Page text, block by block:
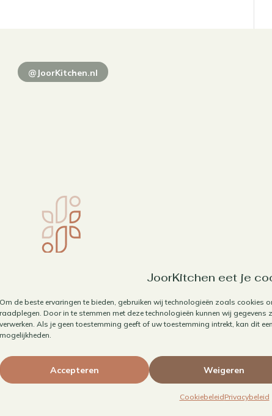
JoorKitchen eet je
Om de beste ervaringen te bieden, gebruiken wij technologieën zoals
raadplegen. Door in te stemmen met deze technologieën kunnen wij
verwerken. Als je geen toestemming geeft of uw toestemming intrekt, kan dit
mogelijkheden.
Accepteren Weigeren
CookiebeleidPrivacybeleid
@JoorKitchen.nl
| Website door